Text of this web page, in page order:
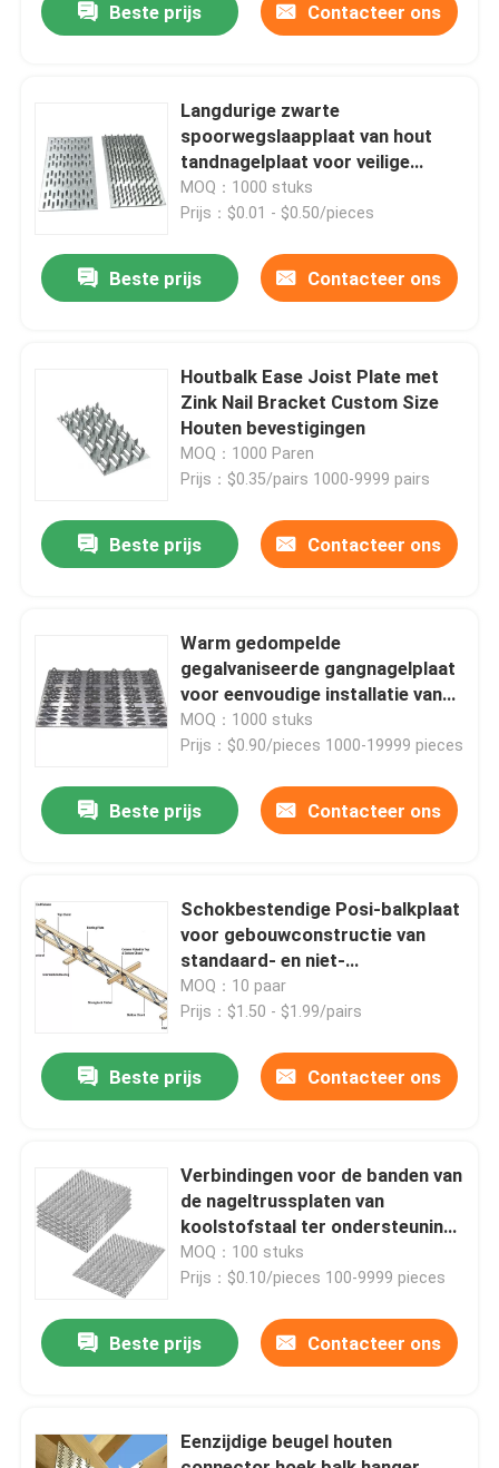
Thuis
Videos
Fabrieksreis
Kwaliteitscontrole
Contacteer ons
Vraag een offerte aan
Home opslag organisator
Beste prijs Contacteer ons
Langdurige zwarte
spoorwegslaapplaat van hout
tandnagelplaat voor veilige
verbindingen
MOQ：1000 stuks
Prijs：$0.01 - $0.50/pieces
Beste prijs Contacteer ons
Houtbalk Ease Joist Plate met
Zink Nail Bracket Custom Size
Houten bevestigingen
MOQ：1000 Paren
Prijs：$0.35/pairs 1000-9999 pairs
Beste prijs Contacteer ons
Warm gedompelde
gegalvaniseerde gangnagelplaat
voor eenvoudige installatie van
houten vloeren
MOQ：1000 stuks
Prijs：$0.90/pieces 1000-19999 pieces
Beste prijs Contacteer ons
Schokbestendige Posi-balkplaat
voor gebouwconstructie van
standaard- en niet-
standaardontwerp
MOQ：10 paar
Prijs：$1.50 - $1.99/pairs
Beste prijs Contacteer ons
Verbindingen voor de banden van
de nageltrussplaten van
koolstofstaal ter ondersteuning
van vaste bouwbehoeften
MOQ：100 stuks
Prijs：$0.10/pieces 100-9999 pieces
Beste prijs Contacteer ons
Eenzijdige beugel houten